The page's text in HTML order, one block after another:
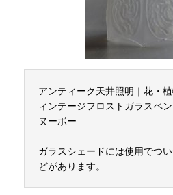
アンティーク天井照明｜花・
ィンテージフロストガラスペ
ヌーボー
ガラスシェードには使用でつ
どがあります。